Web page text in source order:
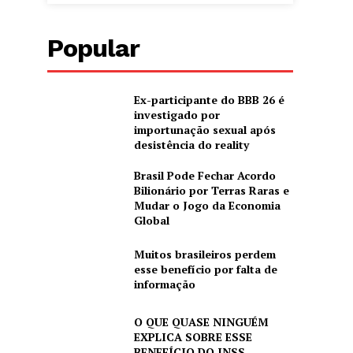
Popular
Ex-participante do BBB 26 é
investigado por
importunação sexual após
desistência do reality
Brasil Pode Fechar Acordo
Bilionário por Terras Raras e
Mudar o Jogo da Economia
Global
Muitos brasileiros perdem
esse benefício por falta de
informação
O QUE QUASE NINGUÉM
EXPLICA SOBRE ESSE